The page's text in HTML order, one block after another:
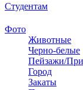
Студентам
Фото
Животные
Черно-белые
Пейзажи/
Город
Закаты